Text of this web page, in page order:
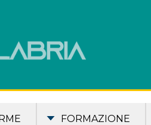
FORMAZIONE